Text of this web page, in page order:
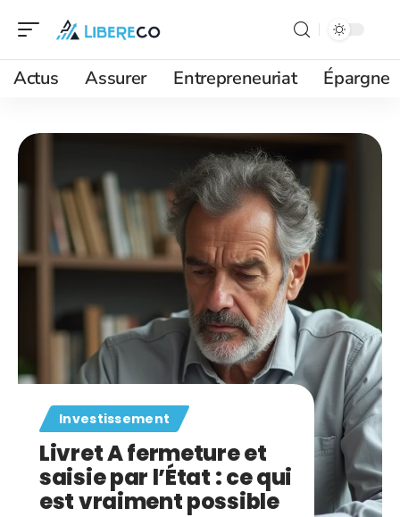
Actus Assurer Entrepreneuriat Épargne
Investissement
Livret A fermeture et
saisie par l’État : ce qui
est vraiment possible